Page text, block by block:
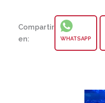
Compartir
en:
WHATSAPP